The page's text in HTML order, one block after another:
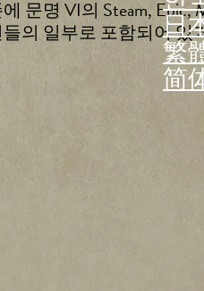
日
繁
简
명 VI의 Steam, Epic,
의 일부로 포함되어 있